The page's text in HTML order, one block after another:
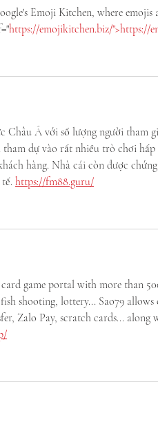
Emoji Kitchen, where emojis
https://emojikitchen.biz/">https://
Châu Á với số lượng người tham
dự vào rất nhiều trò chơi
hàng. Nhà cái còn được
https://fm88.guru/
game portal with more than
shooting, lottery... Sao79
Zalo Pay, scratch cards...